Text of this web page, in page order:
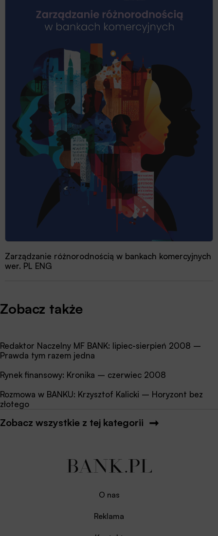
Zarządzanie różnorodnością w bankach komercyjnych
wer. PL ENG
Zobacz także
Redaktor Naczelny MF BANK: lipiec-sierpień 2008 –
Prawda tym razem jedna
Rynek finansowy: Kronika – czerwiec 2008
Rozmowa w BANKU: Krzysztof Kalicki – Horyzont bez
złotego
Zobacz wszystkie z tej kategorii
O nas
Reklama